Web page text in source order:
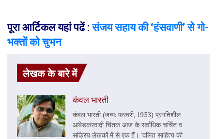
पूरा आर्टिकल यहां पढें :संजय सहाय की ‘हंसवाणी’ से गो-
भक्तों को चुभन
लेखक के बारे में
कंवल भारती
कंवल भारती (जन्म: फरवरी, 1953) प्रगतिशील
आंबेडकरवादी चिंतक आज के सर्वाधिक चर्चित व
सक्रिय लेखकों में से एक हैं। ‘दलित साहित्य की